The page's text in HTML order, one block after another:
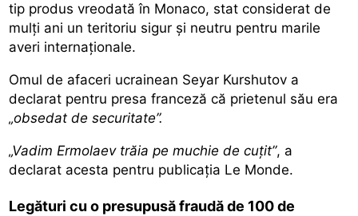
tip produs vreodată în Monaco, stat considerat de
mulți ani un teritoriu sigur și neutru pentru marile
averi internaționale.
Omul de afaceri ucrainean Seyar Kurshutov a
declarat pentru presa franceză că prietenul său era
„obsedat de securitate”.
„Vadim Ermolaev trăia pe muchie de cuțit”, a
declarat acesta pentru publicația Le Monde.
Legături cu o presupusă fraudă de 100 de